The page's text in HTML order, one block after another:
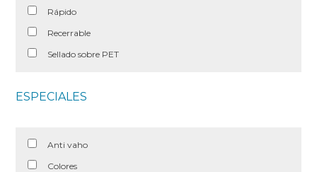
Rápido
Recerrable
Sellado sobre PET
ESPECIALES
Anti vaho
Colores